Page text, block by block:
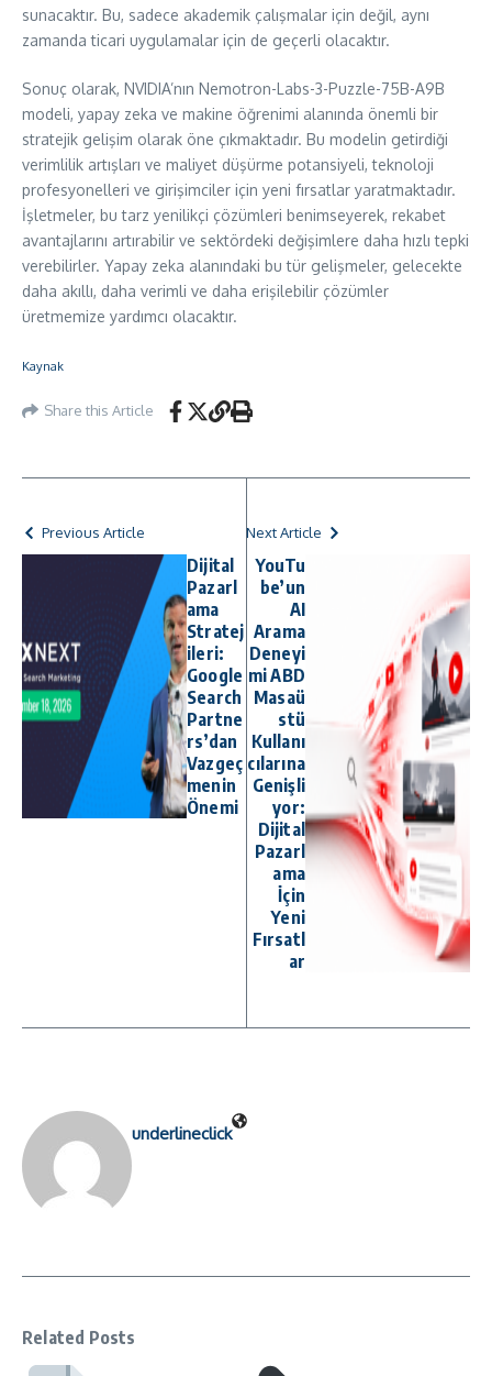
sunacaktır. Bu, sadece akademik çalışmalar için değil, aynı
zamanda ticari uygulamalar için de geçerli olacaktır.
Sonuç olarak, NVIDIA’nın Nemotron-Labs-3-Puzzle-75B-A9B
modeli, yapay zeka ve makine öğrenimi alanında önemli bir
stratejik gelişim olarak öne çıkmaktadır. Bu modelin getirdiği
verimlilik artışları ve maliyet düşürme potansiyeli, teknoloji
profesyonelleri ve girişimciler için yeni fırsatlar yaratmaktadır.
İşletmeler, bu tarz yenilikçi çözümleri benimseyerek, rekabet
avantajlarını artırabilir ve sektördeki değişimlere daha hızlı tepki
verebilirler. Yapay zeka alanındaki bu tür gelişmeler, gelecekte
daha akıllı, daha verimli ve daha erişilebilir çözümler
üretmemize yardımcı olacaktır.
Kaynak
Share this Article
Previous Article
Dijital
Pazarl
ama
Stratej
ileri:
Google
Search
Partne
rs’dan
Vazgeç
menin
Önemi
Next Article
YouTu
be’un
AI
Arama
Deneyi
mi ABD
Masaü
stü
Kullanı
cılarına
Genişli
yor:
Dijital
Pazarl
ama
İçin
Yeni
Fırsatl
ar
underlineclick
Related Posts